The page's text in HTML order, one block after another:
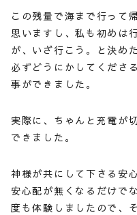
この残量で海まで行って
思いますし、私も初めは
が、いざ行こう。と決め
必ずどうにかしてくださ
事ができました。
実際に、ちゃんと充電が
できました。
神様が共にして下さる安
安心配が無くなるだけで
度も体験しましたので、